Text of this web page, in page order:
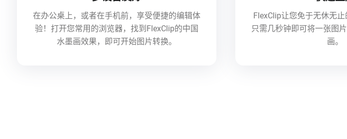
在办公桌上，或者在手机前，享受便捷的编辑体
验！打开您常用的浏览器，找到FlexClip的中国
水墨画效果，即可开始图片转换。
FlexClip让您免于无休无止
只需几秒钟即可将一张图
画。